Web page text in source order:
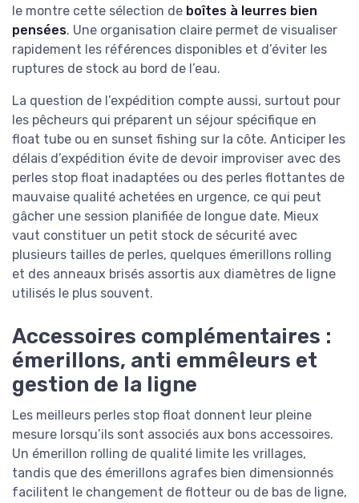
le montre cette sélection de boîtes à leurres bien
pensées. Une organisation claire permet de visualiser
rapidement les références disponibles et d’éviter les
ruptures de stock au bord de l’eau.
La question de l’expédition compte aussi, surtout pour
les pêcheurs qui préparent un séjour spécifique en
float tube ou en sunset fishing sur la côte. Anticiper les
délais d’expédition évite de devoir improviser avec des
perles stop float inadaptées ou des perles flottantes de
mauvaise qualité achetées en urgence, ce qui peut
gâcher une session planifiée de longue date. Mieux
vaut constituer un petit stock de sécurité avec
plusieurs tailles de perles, quelques émerillons rolling
et des anneaux brisés assortis aux diamètres de ligne
utilisés le plus souvent.
Accessoires complémentaires :
émerillons, anti emmêleurs et
gestion de la ligne
Les meilleurs perles stop float donnent leur pleine
mesure lorsqu’ils sont associés aux bons accessoires.
Un émerillon rolling de qualité limite les vrillages,
tandis que des émerillons agrafes bien dimensionnés
facilitent le changement de flotteur ou de bas de ligne,